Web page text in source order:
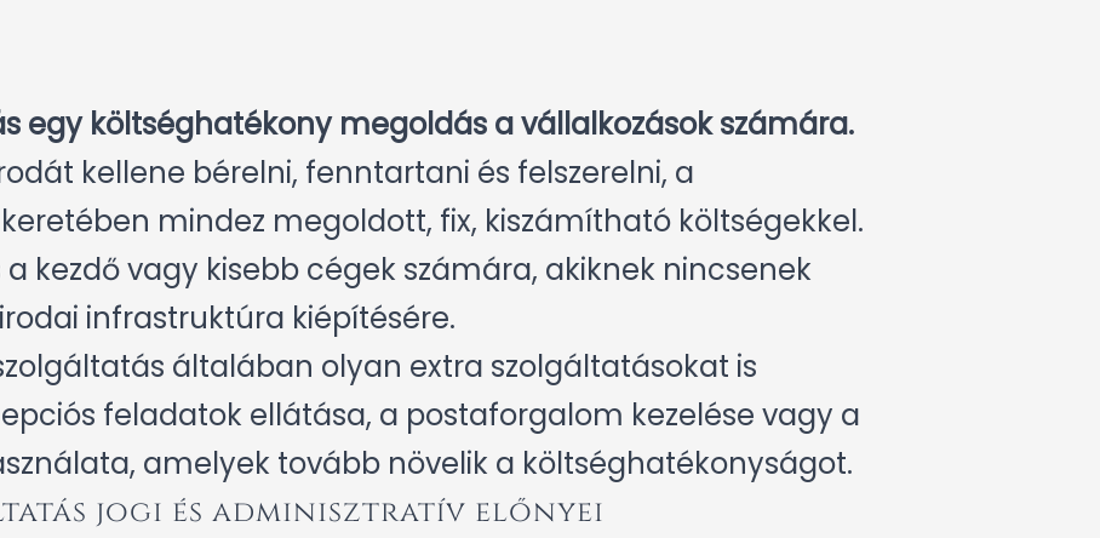
egy költséghatékony megoldás a vállalkozások számára.
kellene bérelni, fenntartani és felszerelni, a
mindez megoldott, fix, kiszámítható költségekkel.
a kezdő vagy kisebb cégek számára, akiknek nincsenek
infrastruktúra kiépítésére.
általában olyan extra szolgáltatásokat is
feladatok ellátása, a postaforgalom kezelése vagy a
amelyek tovább növelik a költséghatékonyságot.
jogi és adminisztratív előnyei